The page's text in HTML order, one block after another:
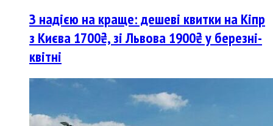
З надією на краще: дешеві квитки на Кіпр
з Києва 1700₴, зі Львова 1900₴ у березні-
квітні